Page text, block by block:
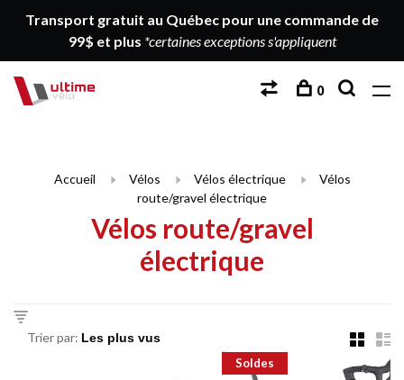
Transport gratuit au Québec pour une commande de
99$ et plus *certaines exceptions s'appliquent
0
Accueil Vélos Vélos électrique
Vélos
route/gravel électrique
Vélos route/gravel
électrique
Trier par:
Soldes